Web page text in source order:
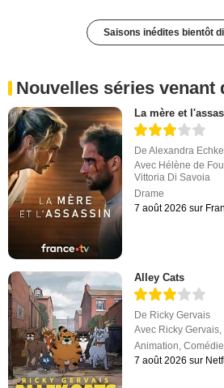
Saisons inédites bientôt
Nouvelles séries venant
La mère et
DeAlexandra
Avec Hélène de
Vittoria Di Savoia
Drame
7 août 2026 sur
Alley Cats
De Ricky Gervais
Avec Ricky Gervais,
Animation,Comédie
7 août 2026 sur